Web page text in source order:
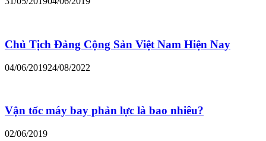
Chủ Tịch Đảng Cộng Sản Việt Nam Hiện Nay
04/06/201924/08/2022
Vận tốc máy bay phản lực là bao nhiêu?
02/06/2019